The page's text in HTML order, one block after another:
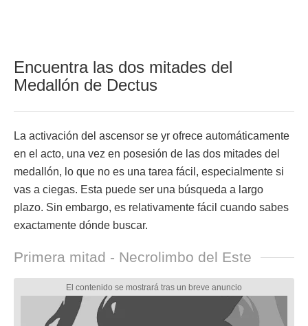
Encuentra las dos mitades del
Medallón de Dectus
La activación del ascensor se yr ofrece automáticamente
en el acto, una vez en posesión de las dos mitades del
medallón, lo que no es una tarea fácil, especialmente si
vas a ciegas. Esta puede ser una búsqueda a largo
plazo. Sin embargo, es relativamente fácil cuando sabes
exactamente dónde buscar.
Primera mitad - Necrolimbo del Este